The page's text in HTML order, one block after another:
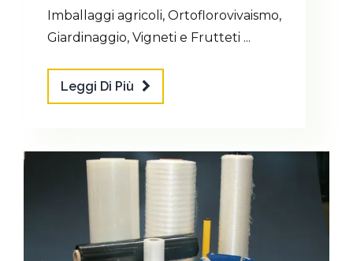
Imballaggi agricoli, Ortoflorovivaismo,
Giardinaggio, Vigneti e Frutteti ...
Leggi Di Più